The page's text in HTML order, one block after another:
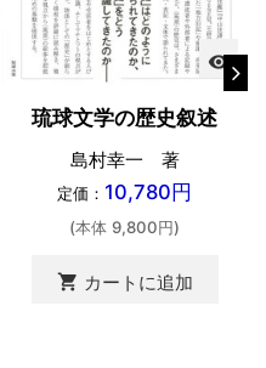
visibility
琉球文学の歴史叙述
島村幸一 著
定価： 10,780円
(本体 9,800円)
shopping_cart カートに追加